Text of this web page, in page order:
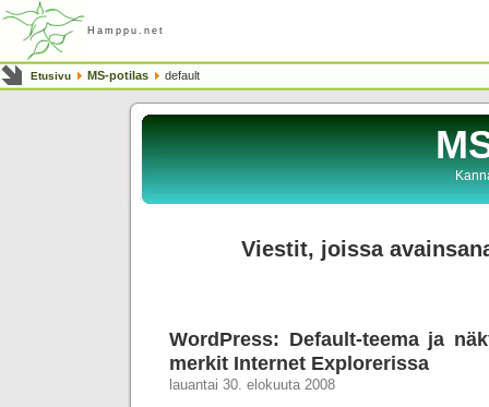
Hamppu.net
Etusivu MS-potilas default
Viestit, joissa
WordPress: Default-teema ja
merkit Internet Explorerissa
lauantai 30. elokuuta 2008